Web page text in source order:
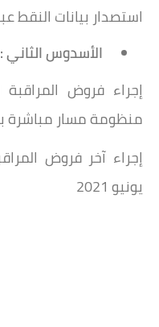
استصدار بيانات النقط عبر مسار
الأسدوس الثاني :
إجراء فروض
منظومة مسار مباشرة
يونيو 2021